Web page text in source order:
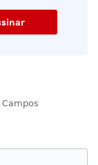
Campos